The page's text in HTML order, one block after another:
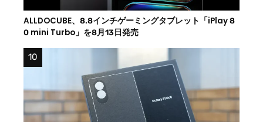
ALLDOCUBE、8.8インチゲーミングタブレット「iPlay 8
0 mini Turbo」を8月13日発売